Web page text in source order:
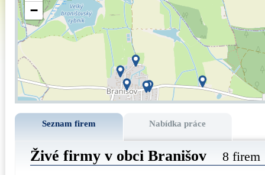
−
Seznam firem Nabídka práce
Živé firmy v obci Branišov 8 firem